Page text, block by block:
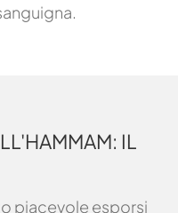
IL
piacevole esporsi